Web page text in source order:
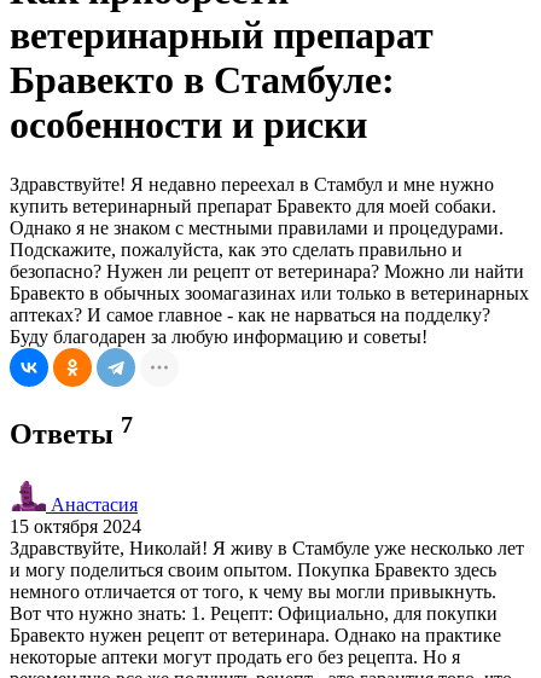
ветеринарный препарат
Бравекто в Стамбуле:
особенности и риски
Здравствуйте! Я недавно переехал в Стамбул и мне нужно
купить ветеринарный препарат Бравекто для моей собаки.
Однако я не знаком с местными правилами и процедурами.
Подскажите, пожалуйста, как это сделать правильно и
безопасно? Нужен ли рецепт от ветеринара? Можно ли найти
Бравекто в обычных зоомагазинах или только в ветеринарных
аптеках? И самое главное - как не нарваться на подделку?
Буду благодарен за любую информацию и советы!
Ответы 7
Анастасия
15 октября 2024
Здравствуйте, Николай! Я живу в Стамбуле уже несколько лет
и могу поделиться своим опытом. Покупка Бравекто здесь
немного отличается от того, к чему вы могли привыкнуть.
Вот что нужно знать: 1. Рецепт: Официально, для покупки
Бравекто нужен рецепт от ветеринара. Однако на практике
некоторые аптеки могут продать его без рецепта. Но я